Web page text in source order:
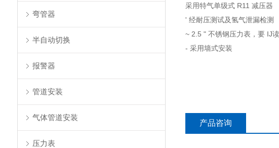
弯管器
半自动切换
报警器
管道安装
气体管道安装
压力表
采用特气单级式 R11 减压器
' 经耐压测试及氢气泄漏检测
~ 2.5 " 不锈钢压力表，要 IJ
- 采用墙式安装
产品咨询